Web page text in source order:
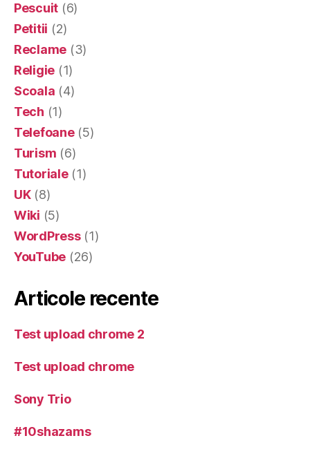
Pescuit (6)
Petitii (2)
Reclame (3)
Religie (1)
Scoala (4)
Tech (1)
Telefoane(5)
Turism (6)
Tutoriale(1)
UK(8)
Wiki (5)
WordPress(1)
YouTube (26)
Articole recente
Test upload chrome 2
Test upload chrome
Sony Trio
#10shazams